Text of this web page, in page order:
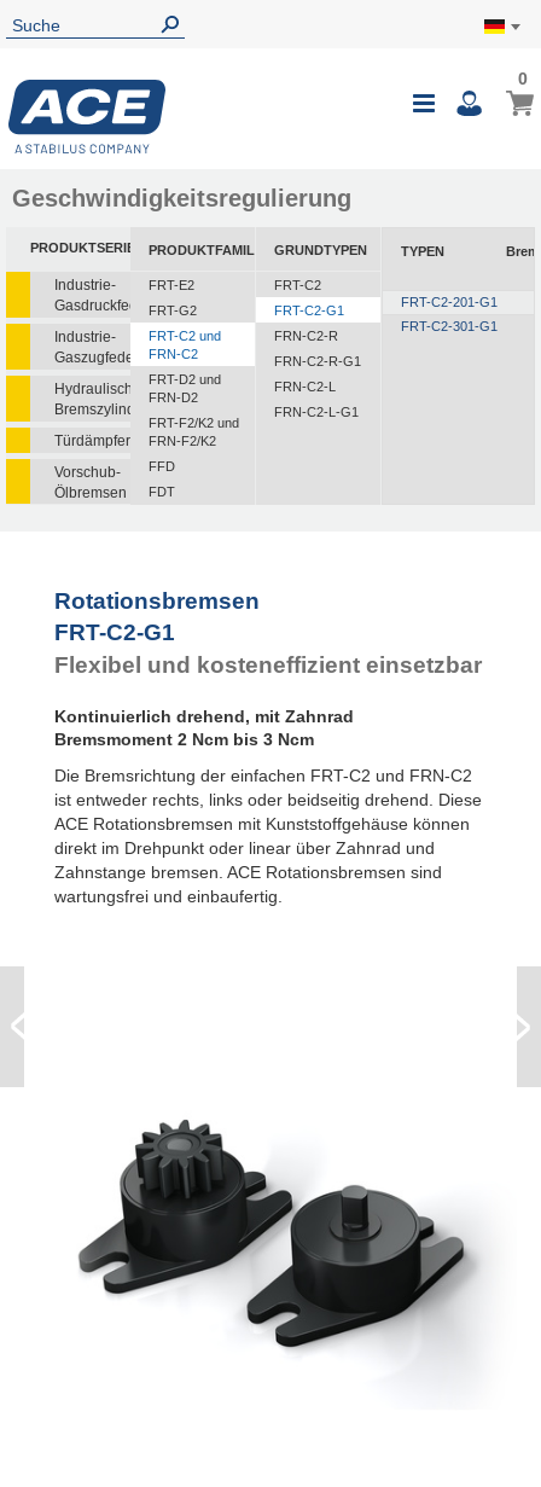
0
Geschwindigkeitsregulierung
PRODUKTSERIEN
Industrie-
Gasdruckfedern
Industrie-
Gaszugfedern
Hydraulische
Bremszylinder
Türdämpfer
Vorschub-
Ölbremsen
PRODUKTFAMILIEN
FRT-E2
FRT-G2
FRT-C2 und
FRN-C2
FRT-D2 und
FRN-D2
FRT-F2/K2 und
FRN-F2/K2
FFD
FDT
FYN-U1
FYT-H1 und
FYN-H1
GRUNDTYPEN
FRT-C2
FRT-C2-G1
FRN-C2-R
FRN-C2-R-G1
FRN-C2-L
FRN-C2-L-G1
TYPEN
FRT-C2-201-G1
FRT-C2-301-G1
Rotationsbremsen
FRT-C2-G1
Flexibel und kosteneffizient einsetzbar
Kontinuierlich drehend, mit Zahnrad
Bremsmoment 2 Ncm bis 3 Ncm
Die Bremsrichtung der einfachen FRT-C2 und FRN-C2
ist entweder rechts, links oder beidseitig drehend. Diese
ACE Rotationsbremsen mit Kunststoffgehäuse können
direkt im Drehpunkt oder linear über Zahnrad und
Zahnstange bremsen. ACE Rotationsbremsen sind
wartungsfrei und einbaufertig.